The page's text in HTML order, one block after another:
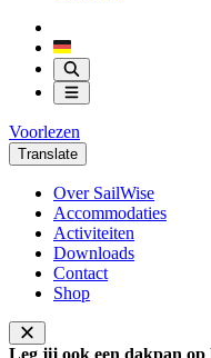
Voorlezen
Translate
Over SailWise
Accommodaties
Activiteiten
Downloads
Contact
Shop
Leg jij ook een dakpan op